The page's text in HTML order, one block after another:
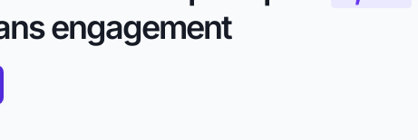
engagement